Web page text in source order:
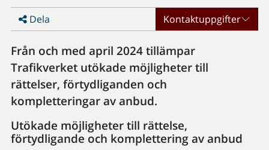
Dela Kontaktuppgifter
Från och med april 2024 tillämpar
Trafikverket utökade möjligheter till
rättelser, förtydliganden och
kompletteringar av anbud.
Utökade möjligheter till rättelse,
förtydligande och komplettering av anbud